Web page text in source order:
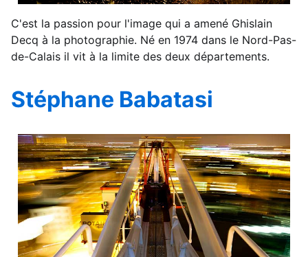
C'est la passion pour l'image qui a amené Ghislain
Decq à la photographie. Né en 1974 dans le Nord-Pas-
de-Calais il vit à la limite des deux départements.
Stéphane Babatasi